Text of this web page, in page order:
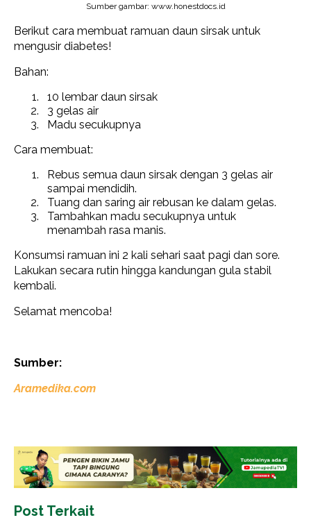
Sumber gambar: www.honestdocs.id
Berikut cara membuat ramuan daun sirsak untuk
mengusir diabetes!
Bahan:
10 lembar daun sirsak
3 gelas air
Madu secukupnya
Cara membuat:
Rebus semua daun sirsak dengan 3 gelas air
sampai mendidih.
Tuang dan saring air rebusan ke dalam gelas.
Tambahkan madu secukupnya untuk
menambah rasa manis.
Konsumsi ramuan ini 2 kali sehari saat pagi dan sore.
Lakukan secara rutin hingga kandungan gula stabil
kembali.
Selamat mencoba!
Sumber:
Aramedika.com
Post Terkait